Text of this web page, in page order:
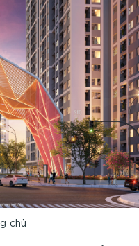
chủ